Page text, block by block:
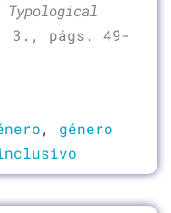
Typological
3., págs. 49-
, género